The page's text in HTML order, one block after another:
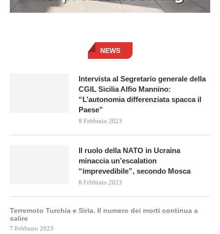
NEWS
Intervista al Segretario generale della
CGIL Sicilia Alfio Mannino:
“L’autonomia differenziata spacca il
Paese”
8 Febbraio 2023
Il ruolo della NATO in Ucraina
minaccia un’escalation
“imprevedibile”, secondo Mosca
8 Febbraio 2023
Terremoto Turchia e Siria. Il numero dei morti continua a
salire
7 Febbraio 2023